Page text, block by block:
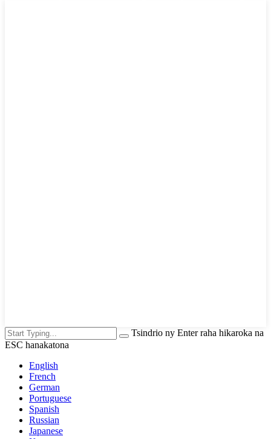
Tsindrio ny Enter raha hikaroka na
ESC hanakatona
English
French
German
Portuguese
Spanish
Russian
Japanese